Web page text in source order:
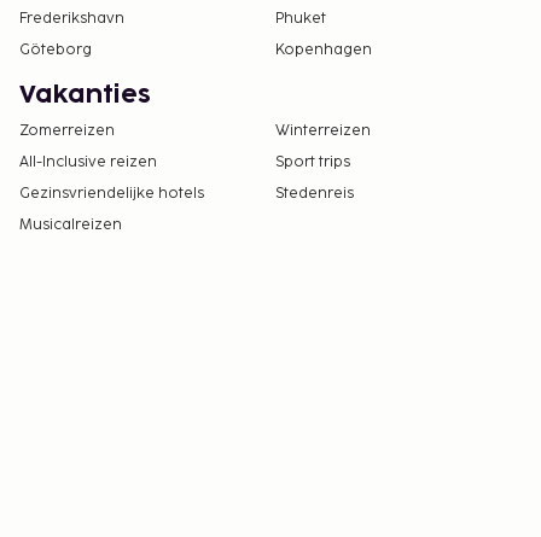
Frederikshavn
Phuket
Göteborg
Kopenhagen
Vakanties
Zomerreizen
Winterreizen
All-Inclusive reizen
Sport trips
Gezinsvriendelijke hotels
Stedenreis
Musicalreizen